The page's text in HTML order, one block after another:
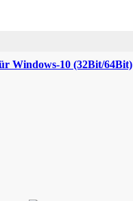
Windows-10 (32Bit/64Bit)